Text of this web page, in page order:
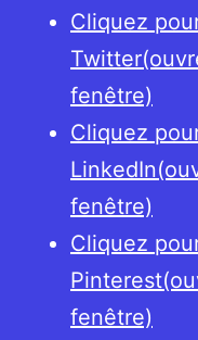
Cliquez
fenêtre)
Cliquez
fenêtre)
Cliquez
fenêtre)